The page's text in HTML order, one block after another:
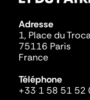
Adresse
1, Place du
75116 Paris
France
Téléphone
+33 1 58 51 52